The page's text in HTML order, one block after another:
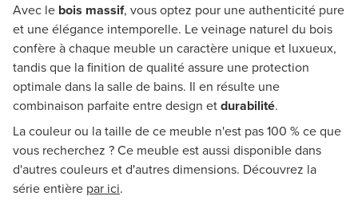
Avec le bois massif, vous optez pour une authenticité pure
et une élégance intemporelle. Le veinage naturel du bois
confère à chaque meuble un caractère unique et luxueux,
tandis que la finition de qualité assure une protection
optimale dans la salle de bains. Il en résulte une
combinaison parfaite entre design etdurabilité.
La couleur ou la taille de ce meuble n'est pas 100 % ce que
vous recherchez ? Ce meuble est aussi disponible dans
d'autres couleurs et d'autres dimensions. Découvrez la
série entière par ici.